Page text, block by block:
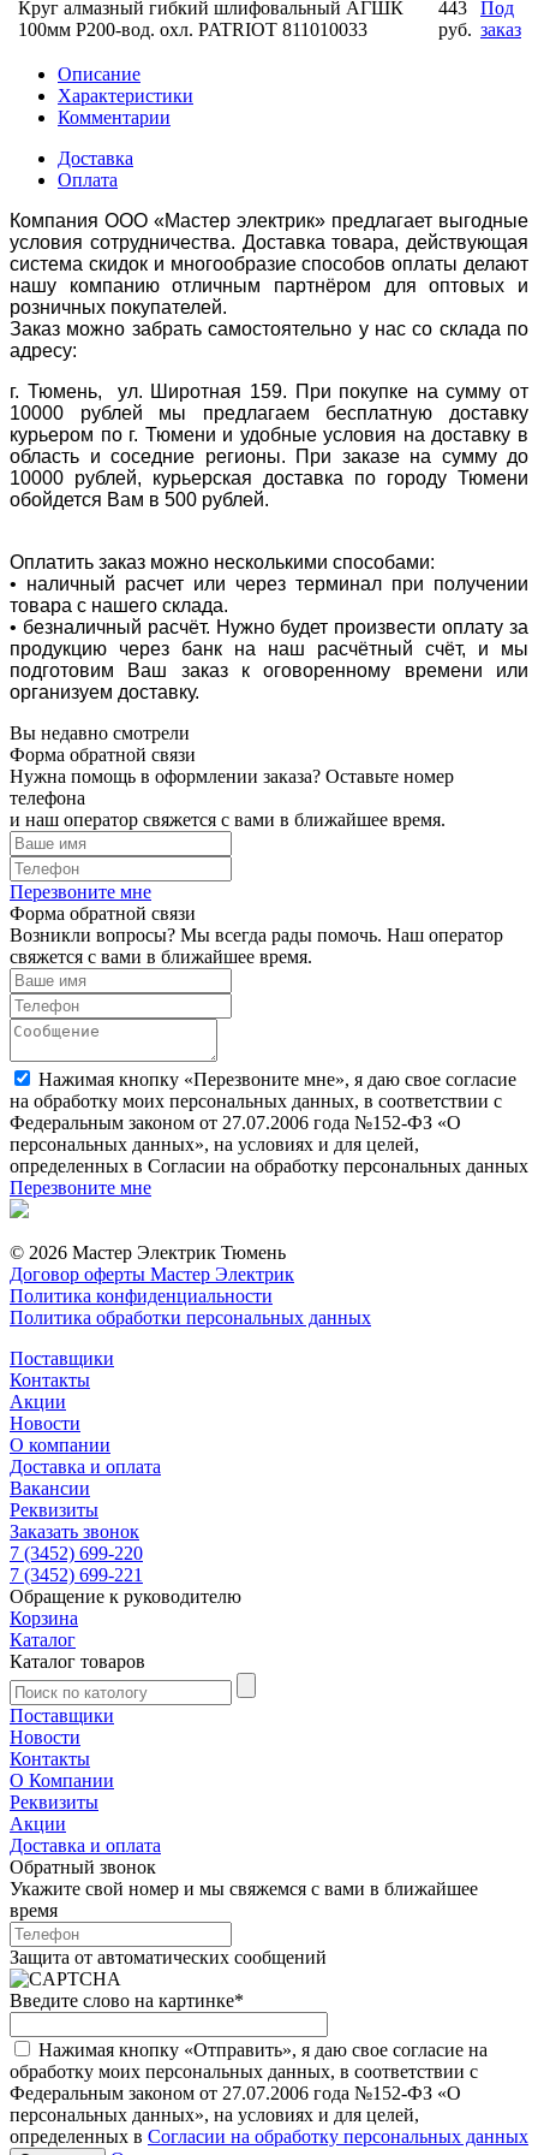
Круг алмазный гибкий шлифовальный АГШК
100мм P200-вод. охл. PATRIOT 811010033
443
руб.
Под
заказ
Описание
Характеристики
Комментарии
Доставка
Оплата
Компания ООО «Мастер электрик» предлагает выгодные
условия сотрудничества. Доставка товара, действующая
система скидок и многообразие способов оплаты делают
нашу компанию отличным партнёром для оптовых и
розничных покупателей.
Заказ можно забрать самостоятельно у нас со склада по
адресу:
г. Тюмень, ул. Широтная 159. При покупке на сумму от
10000 рублей мы предлагаем бесплатную доставку
курьером по г. Тюмени и удобные условия на доставку в
область и соседние регионы. При заказе на сумму до
10000 рублей, курьерская доставка по городу Тюмени
обойдется Вам в 500 рублей.
Оплатить заказ можно несколькими способами:
• наличный расчет или через терминал при получении
товара с нашего склада.
• безналичный расчёт. Нужно будет произвести оплату за
продукцию через банк на наш расчётный счёт, и мы
подготовим Ваш заказ к оговоренному времени или
организуем доставку.
Вы недавно смотрели
Форма обратной связи
Нужна помощь в оформлении заказа? Оставьте номер
телефона
и наш оператор свяжется с вами в ближайшее время.
Перезвоните мне
Форма обратной связи
Возникли вопросы? Мы всегда рады помочь. Наш оператор
свяжется с вами в ближайшее время.
Нажимая кнопку «Перезвоните мне», я даю свое согласие
на обработку моих персональных данных, в соответствии с
Федеральным законом от 27.07.2006 года №152-ФЗ «О
персональных данных», на условиях и для целей,
определенных в Согласии на обработку персональных данных
Перезвоните мне
© 2026 Мастер Электрик Тюмень
Договор оферты Мастер Электрик
Политика конфиденциальности
Политика обработки персональных данных
Поставщики
Контакты
Акции
Новости
О компании
Доставка и оплата
Вакансии
Реквизиты
Заказать звонок
7 (3452) 699-220
7 (3452) 699-221
Обращение к руководителю
Корзина
Каталог
Каталог товаров
Поставщики
Новости
Контакты
О Компании
Реквизиты
Акции
Доставка и оплата
Обратный звонок
Укажите свой номер и мы свяжемся с вами в ближайшее
время
Защита от автоматических сообщений
Введите слово на картинке*
Нажимая кнопку «Отправить», я даю свое согласие на
обработку моих персональных данных, в соответствии с
Федеральным законом от 27.07.2006 года №152-ФЗ «О
персональных данных», на условиях и для целей,
определенных в Согласии на обработку персональных данных